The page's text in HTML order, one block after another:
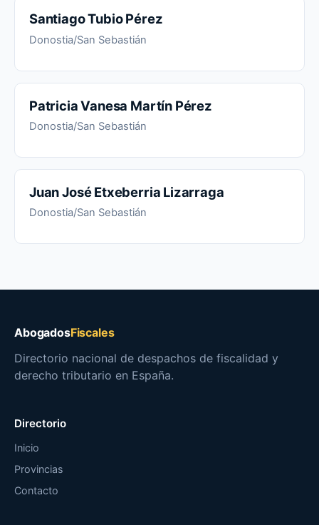
Santiago Tubio Pérez
Donostia/San Sebastián
Patricia Vanesa Martín Pérez
Donostia/San Sebastián
Juan José Etxeberria Lizarraga
Donostia/San Sebastián
AbogadosFiscales
Directorio nacional de despachos de fiscalidad y
derecho tributario en España.
Directorio
Inicio
Provincias
Contacto